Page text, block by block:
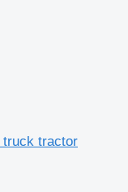
truck tractor